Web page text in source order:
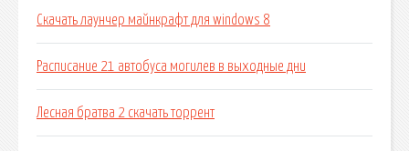
Скачать лаунчер майнкрафт для windows 8
Расписание 21 автобуса могилев в выходные дни
Лесная братва 2 скачать торрент